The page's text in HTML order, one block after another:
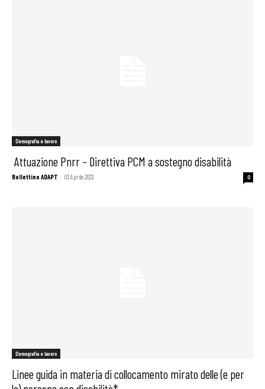
Demografia e lavoro
Attuazione Pnrr – Direttiva PCM a sostegno disabilità
Bollettino ADAPT - 03 Aprile 2022 0
Demografia e lavoro
Linee guida in materia di collocamento mirato delle (e per